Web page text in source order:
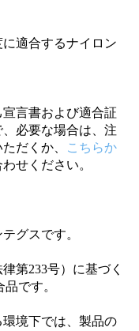
適合するナイロン
言書および適合証
必要な場合は、注
だくか、
こちらか
せください。
グスです。
第233号）に基づく
です。
境下では、製品の